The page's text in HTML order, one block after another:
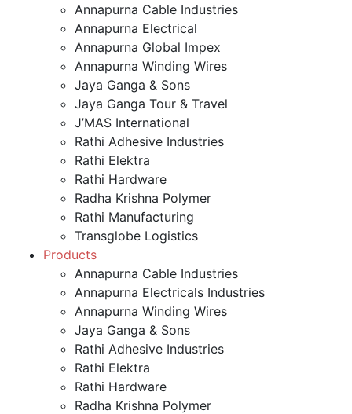
Annapurna Cable Industries
Annapurna Electrical
Annapurna Global Impex
Annapurna Winding Wires
Jaya Ganga & Sons
Jaya Ganga Tour & Travel
J’MAS International
Rathi Adhesive Industries
Rathi Elektra
Rathi Hardware
Radha Krishna Polymer
Rathi Manufacturing
Transglobe Logistics
Products
Annapurna Cable Industries
Annapurna Electricals Industries
Annapurna Winding Wires
Jaya Ganga & Sons
Rathi Adhesive Industries
Rathi Elektra
Rathi Hardware
Radha Krishna Polymer